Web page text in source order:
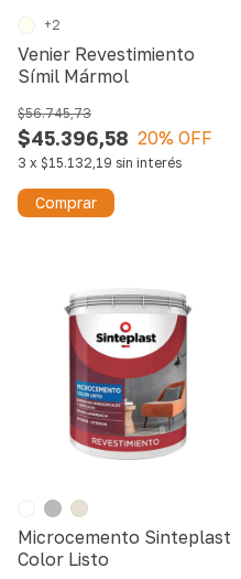
Venier Revestimiento
Símil Mármol
$45.396,58
$56.745,73
20% OFF
3 x $15.132,19 sin interés
+2
Comprar
Microcemento Sinteplast
Color Listo